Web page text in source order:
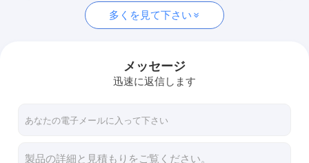
引用を要求しなさい
Wenyao色の選別機
米色の選別機
多くを見て下さい
メッセージ
迅速に返信します